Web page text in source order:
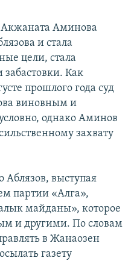
Аминова
и стала
цели, стала
Как
прошлого года суд
виновным и
однако Аминов
захвату
Аблязов, выступая
партии «Алга»,
майданы», которое
и другими. По словам
в Жанаозен
газету